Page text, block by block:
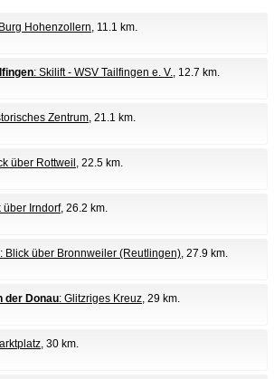
Hohenzollern, 11.1 km.
: Skilift - WSV Tailfingen e. V., 12.7 km.
Zentrum, 21.1 km.
über Rottweil , 22.5 km.
über Irndorf, 26.2 km.
: Blick über Bronnweiler (Reutlingen), 27.9 km.
der Donau: Glitzriges Kreuz, 29 km.
, 30 km.